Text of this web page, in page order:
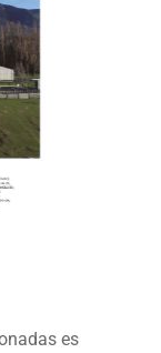
es